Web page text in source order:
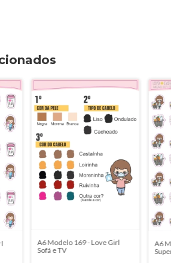
A6 Modelo 169 - Love Girl
Sofá e TV
A6